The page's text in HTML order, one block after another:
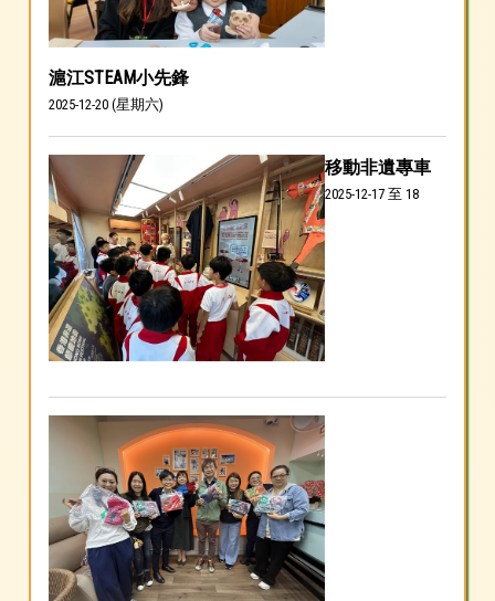
滬江STEAM小先鋒
2025-12-20 (星期六)
移動非遺專車
2025-12-17 至 18